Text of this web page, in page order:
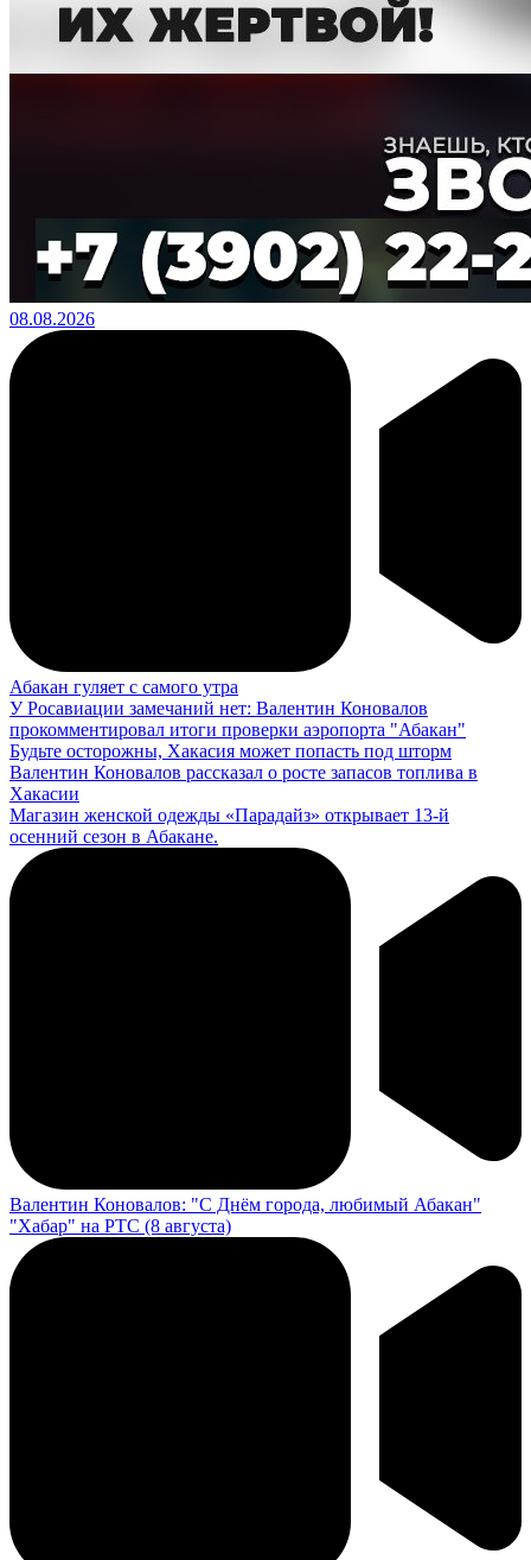
08.08.2026
Абакан гуляет с самого утра
У Росавиации замечаний нет: Валентин Коновалов
прокомментировал итоги проверки аэропорта "Абакан"
Будьте осторожны, Хакасия может попасть под шторм
Валентин Коновалов рассказал о росте запасов топлива в
Хакасии
Магазин женской одежды «Парадайз» открывает 13-й
осенний сезон в Абакане.
Валентин Коновалов: "С Днём города, любимый Абакан"
"Хабар" на РТС (8 августа)